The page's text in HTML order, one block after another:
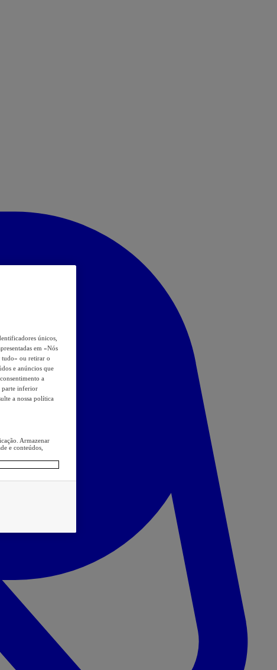
únicos,
em «Nós
tudo» ou retirar o
e anúncios que
a
parte inferior
a nossa política
Armazenar
e conteúdos,